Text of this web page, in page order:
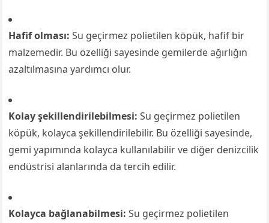
Hafif olması: Su geçirmez polietilen köpük, hafif bir
malzemedir. Bu özelliği sayesinde gemilerde ağırlığın
azaltılmasına yardımcı olur.
Kolay şekillendirilebilmesi: Su geçirmez polietilen
köpük, kolayca şekillendirilebilir. Bu özelliği sayesinde,
gemi yapımında kolayca kullanılabilir ve diğer denizcilik
endüstrisi alanlarında da tercih edilir.
Kolayca bağlanabilmesi: Su geçirmez polietilen